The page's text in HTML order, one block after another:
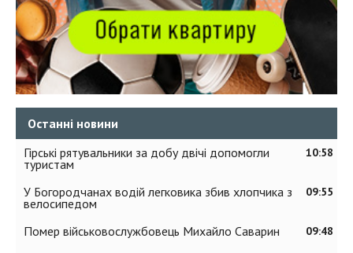
Останні новини
10:58
Гірські рятувальники за добу двічі допомогли
туристам
09:55
У Богородчанах водій легковика збив хлопчика з
велосипедом
09:48
Помер військовослужбовець Михайло Саварин